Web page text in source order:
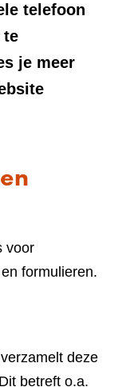
telefoon
te
je meer
voor
formulieren.
deze
betreft o.a.